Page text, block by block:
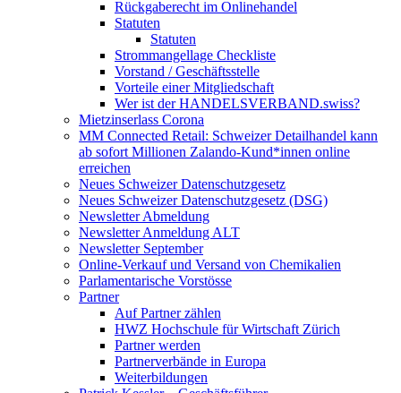
Rückgaberecht im Onlinehandel
Statuten
Statuten
Strommangellage Checkliste
Vorstand / Geschäftsstelle
Vorteile einer Mitgliedschaft
Wer ist der HANDELSVERBAND.swiss?
Mietzinserlass Corona
MM Connected Retail: Schweizer Detailhandel kann
ab sofort Millionen Zalando-Kund*innen online
erreichen
Neues Schweizer Datenschutzgesetz
Neues Schweizer Datenschutzgesetz (DSG)
Newsletter Abmeldung
Newsletter Anmeldung ALT
Newsletter September
Online-Verkauf und Versand von Chemikalien
Parlamentarische Vorstösse
Partner
Auf Partner zählen
HWZ Hochschule für Wirtschaft Zürich
Partner werden
Partnerverbände in Europa
Weiterbildungen